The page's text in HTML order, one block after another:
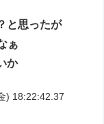
と思ったが
ぁ
か
) 18:22:42.37